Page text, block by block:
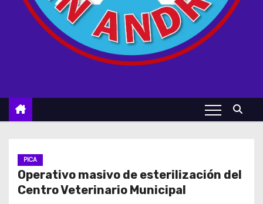
PICA
Operativo masivo de esterilización del
Centro Veterinario Municipal